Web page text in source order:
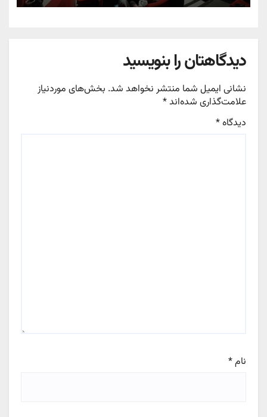
دیدگاهتان را بنویسید
نشانی ایمیل شما منتشر نخواهد شد. بخش‌های موردنیاز
علامت‌گذاری شده‌اند*
دیدگاه*
نام*